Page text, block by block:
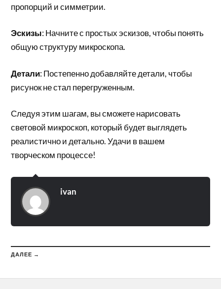
пропорций и симметрии.
Эскизы: Начните с простых эскизов, чтобы понять
общую структуру микроскопа.
Детали: Постепенно добавляйте детали, чтобы
рисунок не стал перегруженным.
Следуя этим шагам, вы сможете нарисовать
световой микроскоп, который будет выглядеть
реалистично и детально. Удачи в вашем
творческом процессе!
ivan
ДАЛЕЕ →